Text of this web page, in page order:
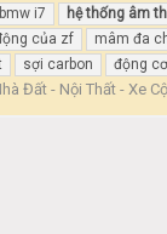
bmw i7 hệ thống âm
của zf
mâm đa
sợi carbon động
Đất - Nội Thất - Xe Cộ